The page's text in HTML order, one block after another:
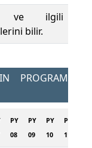
ve ilgili
bilir.
PROGRAM
PY
08
PY
09
PY
10
PY
11